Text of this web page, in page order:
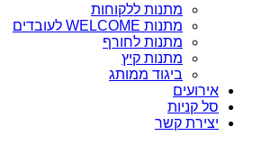
מתנות ללקוחות
מתנות WELCOME לעובדים
מתנות לחורף
מתנות קיץ
ביגוד ממותג
אירועים
סל קניות
יצירת קשר